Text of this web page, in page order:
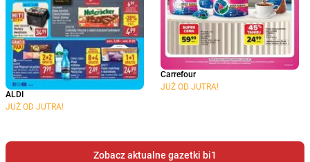
ALDI
JUŻ OD JUTRA!
Carrefour
JUŻ OD JUTRA!
Zobacz aktualne gazetki bi1